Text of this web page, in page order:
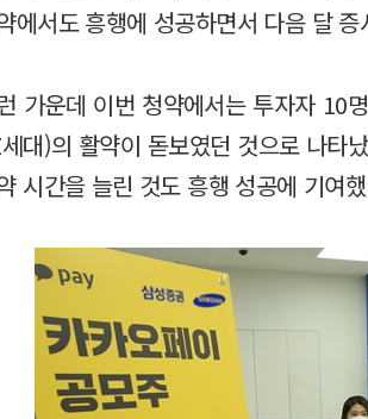
에서도 흥행에 성공하면서 다음 달
가운데 이번 청약에서는 투자자 10
대)의 활약이 돋보였던 것으로 나타
시간을 늘린 것도 흥행 성공에 기여